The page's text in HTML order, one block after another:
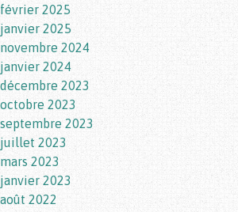
février 2025
janvier 2025
novembre 2024
janvier 2024
décembre 2023
octobre 2023
septembre 2023
juillet 2023
mars 2023
janvier 2023
août 2022